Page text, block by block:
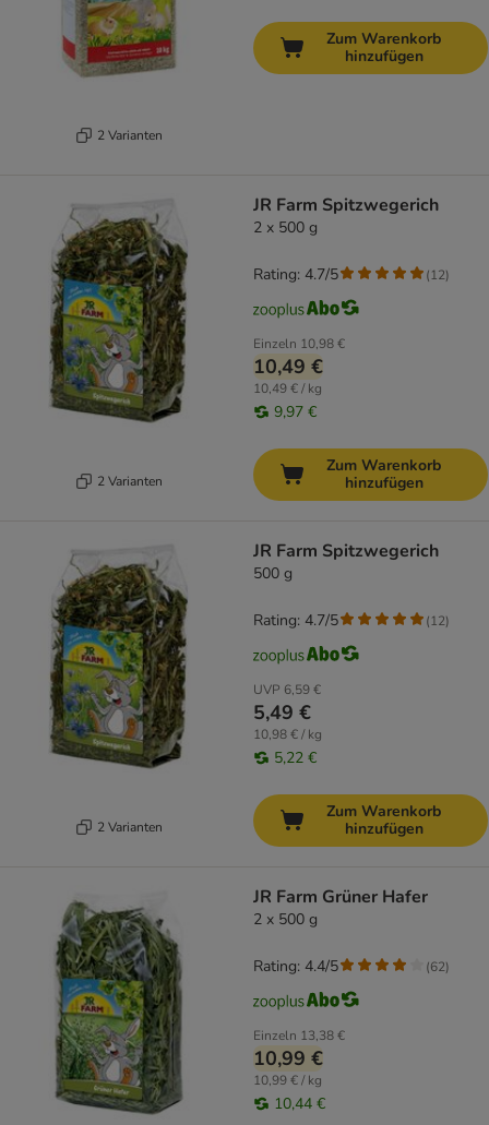
2 Varianten
Zum Warenkorb
hinzufügen
2 Varianten
JR Farm Spitzwegerich
2 x 500 g
Einzeln 10,98 €
10,49 €
10,49 € / kg
9,97 €
Rating: 4.7/5 (12)
Zum Warenkorb
hinzufügen
2 Varianten
JR Farm Spitzwegerich
500 g
UVP 6,59 €
5,49 €
10,98 € / kg
5,22 €
Rating: 4.7/5 (12)
Zum Warenkorb
hinzufügen
JR Farm Grüner Hafer
2 x 500 g
Einzeln 13,38 €
10,99 €
10,99 € / kg
10,44 €
Rating: 4.4/5 (62)